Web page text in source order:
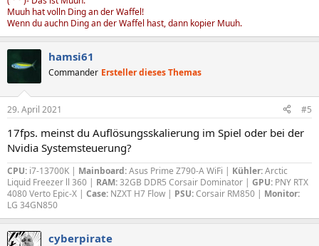
Muuh hat volln Ding an der Waffel!
Wenn du auchn Ding an der Waffel hast, dann kopier Muuh.
hamsi61
Commander Ersteller dieses Themas
29. April 2021 #5
17fps. meinst du Auflösungsskalierung im Spiel oder bei der
Nvidia Systemsteuerung?
CPU: i7-13700K | Mainboard:Asus Prime Z790-A WiFi | Kühler:Arctic
Liquid Freezer ll 360 | RAM:32GB DDR5 Corsair Dominator | GPU: PNY RTX
4080 Verto Epic-X | Case: NZXT H7 Flow | PSU:Corsair RM850 | Monitor:
LG 34GN850
cyberpirate